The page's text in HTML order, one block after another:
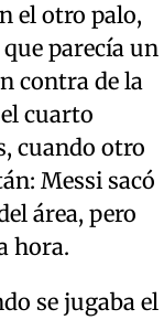
el otro palo,
parecía un
contra de la
cuarto
cuando otro
Messi sacó
área, pero
hora.
se jugaba el